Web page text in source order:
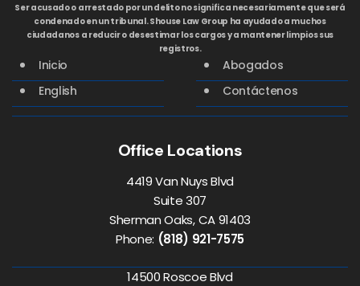
Ser acusado o arrestado por un delito no significa necesariamente que será
condenado en un tribunal. Shouse Law Group ha ayudado a muchos
ciudadanos a reducir o desestimar los cargos y a mantener limpios sus
registros.
Inicio
Abogados
English
Contáctenos
Office Locations
4419 Van Nuys Blvd
Suite 307
Sherman Oaks, CA 91403
Phone: (818) 921-7575
14500 Roscoe Blvd